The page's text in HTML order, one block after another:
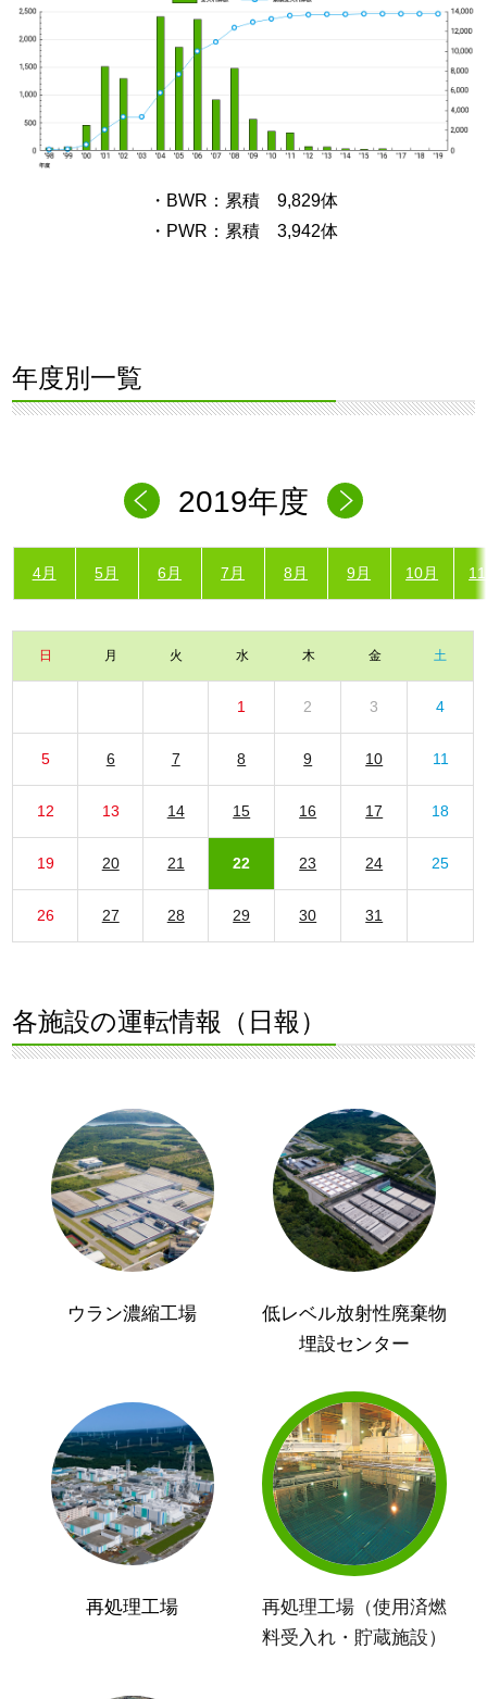
・BWR：累積 9,829体
・PWR：累積 3,942体
年度別一覧
2019年度
4月 5月 6月 7月 8月 9月 10月
日 月 火 水 木 金 土
1 2 3 4
5 6 7 8 9 10 11
12 13 14 15 16 17 18
19 20 21 22 23 24 25
26 27 28 29 30 31
各施設の運転情報（日報）
ウラン濃縮工場
低レベル放射性廃棄物
埋設センター
再処理工場
再処理工場（使用済燃
料受入れ・貯蔵施設）